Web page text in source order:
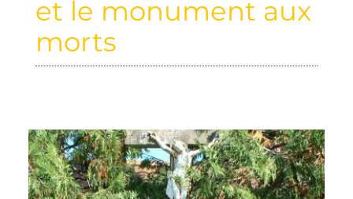
et le monument aux
morts